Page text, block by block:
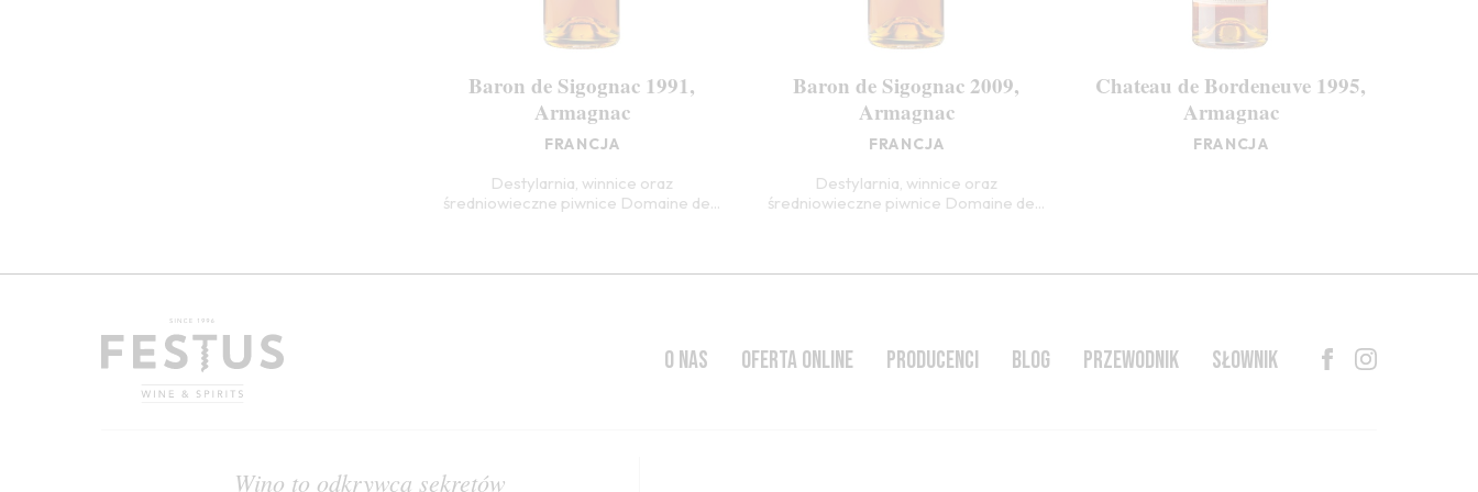
Baron de Sigognac 1991,
Armagnac
FRANCJA
Destylarnia, winnice oraz
średniowieczne piwnice Domaine de...
Baron de Sigognac 2009,
Armagnac
FRANCJA
Destylarnia, winnice oraz
średniowieczne piwnice Domaine de...
Chateau de Bordeneuve 1995,
Armagnac
FRANCJA
O NAS OFERTA ONLINE PRODUCENCI BLOG PRZEWODNIK SŁOWNIK
Wino to odkrywca sekretów